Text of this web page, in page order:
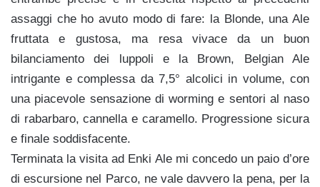
assaggi che ho avuto modo di fare: la Blonde, una Ale
fruttata e gustosa, ma resa vivace da un buon
bilanciamento dei luppoli e la Brown, Belgian Ale
intrigante e complessa da 7,5° alcolici in volume, con
una piacevole sensazione di worming e sentori al naso
di rabarbaro, cannella e caramello. Progressione sicura
e finale soddisfacente.
Terminata la visita ad Enki Ale mi concedo un paio d’ore
di escursione nel Parco, ne vale davvero la pena, per la